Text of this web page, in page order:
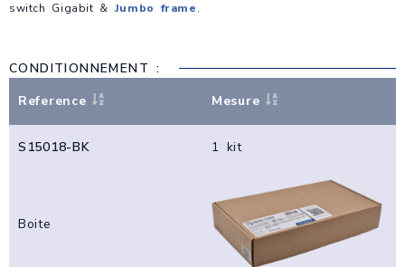
switch Gigabit & Jumbo frame.
CONDITIONNEMENT :
Reference
Mesure
S15018-BK 1 kit
Boite